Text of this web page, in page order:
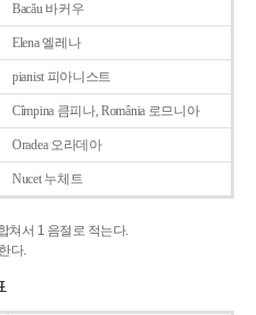
Bacǎu 바커우
Elena 엘레나
pianist 피아니스트
Cîmpina 큼피나, România 로므니아
Oradea 오라데아
Nucet 누체트
쳐서 1 음절로 적는다.
다.